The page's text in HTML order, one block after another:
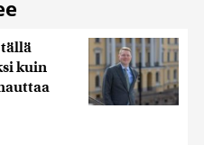
kuin